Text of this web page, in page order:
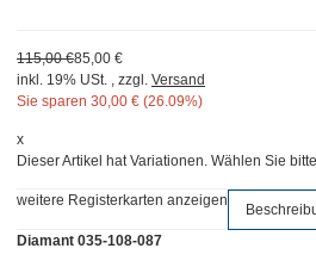
85,00 €
115,00 €
inkl. 19% USt. , zzgl. Versand
Sie sparen 30,00 € (26.09%)
x
Dieser Artikel hat Variationen. Wählen Sie
weitere Registerkarten anzeigen
Diamant 035-108-087